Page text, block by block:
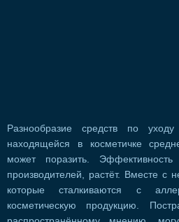
Разнообразие средств по
находящейся в косметичке
может поразить.
производителей, растёт. Вместе с
которые сталкиваются с
косметическую продукцию.